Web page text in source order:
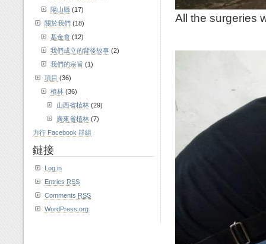
All the surgeries
陽山縣 (17)
關於我們 (18)
基金會 (12)
我們成立的背後故事 (2)
我們的宗旨 (1)
項目 (36)
植林 (36)
山西省植林 (29)
廣東省植林 (7)
力行 Facebook 群組
鏈接
Log in
Entries RSS
Comments RSS
WordPress.org